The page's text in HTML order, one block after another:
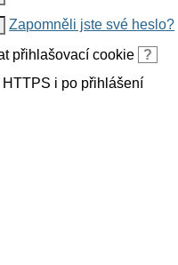
Zapomněli jste své heslo?
přihlašovací cookie
?
HTTPS i po přihlášení